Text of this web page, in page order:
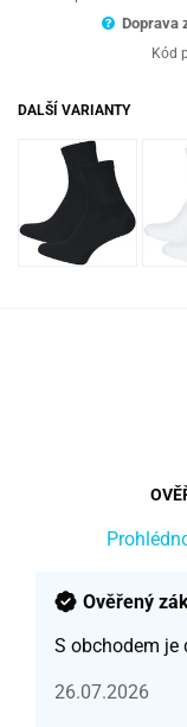
Doprava
Kód
DALŠÍ VARIANTY
Ověřený
S obchodem je
26.07.2026